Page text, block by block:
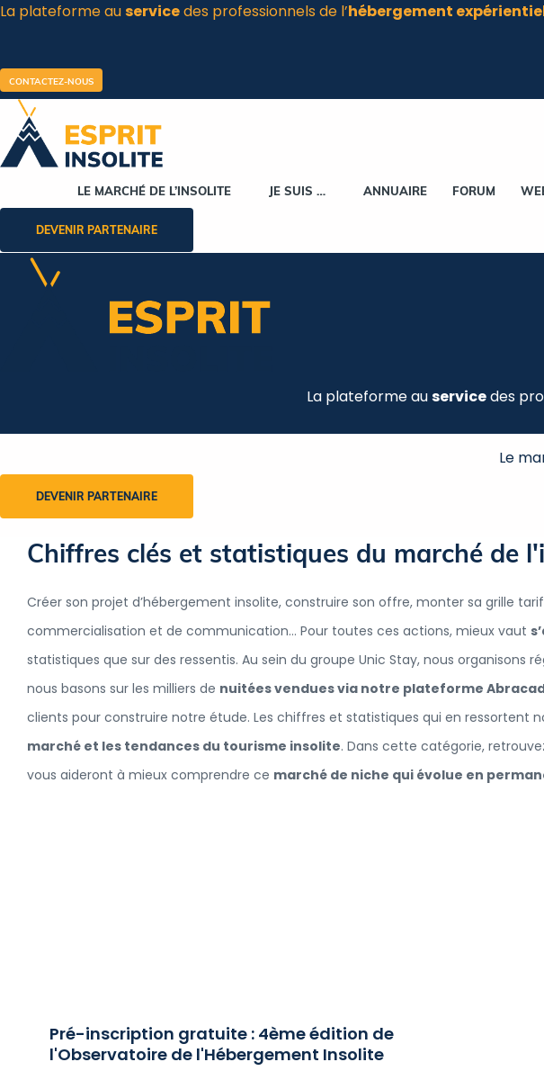
Aller
contenu
La plateforme auservicedes professionnels de l’hébergement
CONTACTEZ-NOUS
LE MARCHÉ DE L’INSOLITE JE SUIS … ANNUAIRE FORUM
DEVENIR PARTENAIRE
La plateforme auservicedes
Le
DEVENIR PARTENAIRE
Chiffres clés et statistiques du marché de
Créer son projet d’hébergement insolite, construire son offre, monter sa grille
commercialisation et de communication… Pour toutes ces actions, mieux vaut
statistiques que sur des ressentis. Au sein du groupe Unic Stay, nous organisons
nous basons sur les milliers de nuitées vendues via notre plateforme
clients pour construire notre étude. Les chiffres et statistiques qui en ressortent
marché et les tendances du tourisme insolite. Dans cette catégorie,
vous aideront à mieux comprendre ce marché de niche qui évolue en
Pré-inscription gratuite : 4ème édition de
l'Observatoire de l'Hébergement Insolite